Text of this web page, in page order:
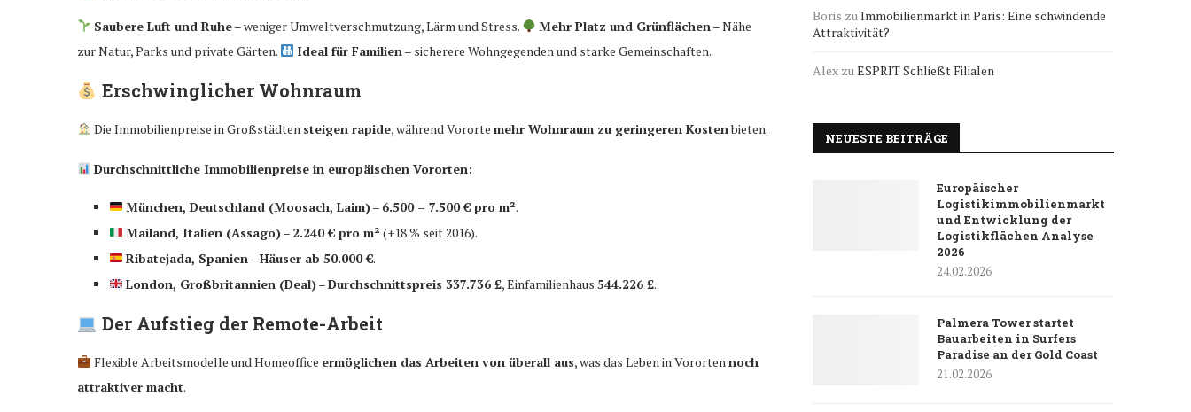
Saubere Luft und Ruhe– weniger Umweltverschmutzung, Lärm und Stress. Mehr Platz und Grünflächen– Nähe
zur Natur, Parks und private Gärten.
Ideal für Familien– sicherere Wohngegenden und starke Gemeinschaften.
Erschwinglicher Wohnraum
Die Immobilienpreise in Großstädten steigen rapide, während Vororte mehr Wohnraum zu geringeren Kostenbieten.
Durchschnittliche Immobilienpreise in europäischen Vororten:
München, Deutschland (Moosach, Laim)– 6.500 – 7.500 € pro m².
Mailand, Italien (Assago)– 2.240 € pro m² (+18 % seit 2016).
Ribatejada, Spanien–Häuser ab 50.000 €.
London, Großbritannien (Deal)–Durchschnittspreis 337.736 £, Einfamilienhaus 544.226 £.
Der Aufstieg der Remote-Arbeit
Flexible Arbeitsmodelle und Homeoffice ermöglichen das Arbeiten von überall aus, was das Leben in Vorortennoch
attraktiver macht.
Boris zuImmobilienmarkt in Paris: Eine schwindende
Attraktivität?
Alex zuESPRIT Schließt Filialen
NEUESTE BEITRÄGE
Europäischer
Logistikimmobilienmarkt
und Entwicklung der
Logistikflächen Analyse
2026
24.02.2026
Palmera Tower startet
Bauarbeiten in Surfers
Paradise an der Gold Coast
21.02.2026